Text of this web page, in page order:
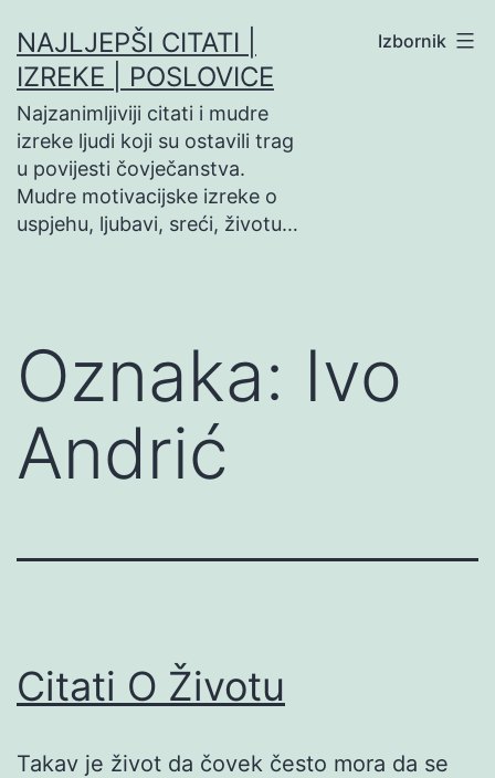
na
sadržaj
NAJLJEPŠI CITATI |
IZREKE | POSLOVICE
Najzanimljiviji citati i mudre
izreke ljudi koji su ostavili trag
u povijesti čovječanstva.
Mudre motivacijske izreke o
uspjehu, ljubavi, sreći, životu…
Izbornik
Oznaka: Ivo
Andrić
Citati O Životu
Takav je život da čovek često mora da se